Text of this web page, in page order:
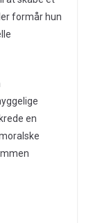
formår hun
en